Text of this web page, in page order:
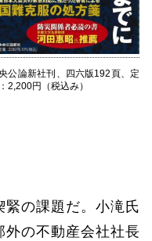
公論新社刊、四六版192頁、定
2,200円（税込み）
の課題だ。小滝氏
外の不動産会社社長